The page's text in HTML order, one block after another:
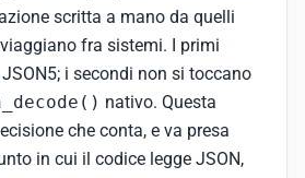
scritta a mano da quelli
fra sistemi. I primi
i secondi non si toccano
nativo. Questa
che conta, e va presa
in cui il codice legge JSON,